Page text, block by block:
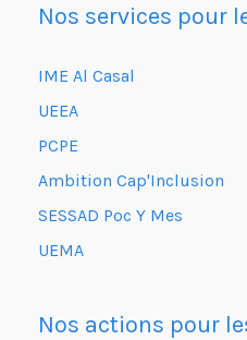
Nos services pour
IME Al Casal
UEEA
PCPE
Ambition Cap'Inclusion
SESSAD Poc Y Mes
UEMA
Nos actions pour